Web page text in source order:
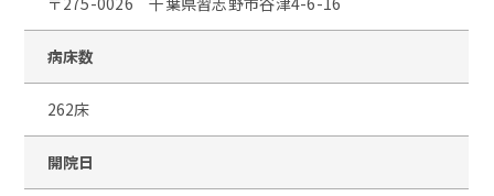
病床数
262床
開院日